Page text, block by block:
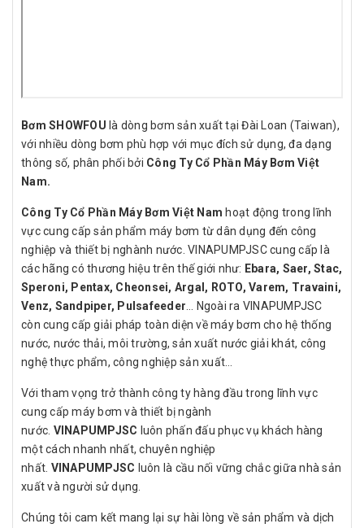
Bơm SHOWFOU là dòng bơm sản xuất tại Đài Loan (Taiwan),
với nhiều dòng bơm phù hợp với mục đích sử dụng, đa dạng
thông số, phân phối bởi Công Ty Cổ Phần Máy Bơm Việt
Nam.
Công Ty Cổ Phần Máy Bơm Việt Nam hoạt động trong lĩnh
vực cung cấp sản phẩm máy bơm từ dân dụng đến công
nghiệp và thiết bị nghành nước. VINAPUMPJSC cung cấp là
các hãng có thương hiệu trên thế giới như: Ebara, Saer, Stac,
Speroni, Pentax, Cheonsei, Argal, ROTO, Varem, Travaini,
Venz, Sandpiper, Pulsafeeder … Ngoài ra VINAPUMPJSC
còn cung cấp giải pháp toàn diện về máy bơm cho hệ thống
nước, nước thải, môi trường, sản xuất nước giải khát, công
nghệ thực phẩm, công nghiệp sản xuất…
Với tham vọng trở thành công ty hàng đầu trong lĩnh vực
cung cấp máy bơm và thiết bị ngành
nước. VINAPUMPJSC luôn phấn đấu phục vụ khách hàng
một cách nhanh nhất, chuyên nghiệp
nhất. VINAPUMPJSC luôn là cầu nối vững chắc giữa nhà sản
xuất và người sử dụng.
Chúng tôi cam kết mang lại sự hài lòng về sản phẩm và dịch